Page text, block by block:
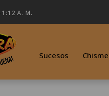
1:12 A. M.
Sucesos